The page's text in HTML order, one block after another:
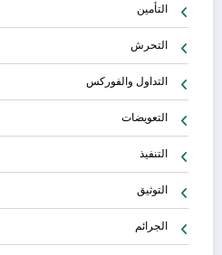
التأمين
التحرش
التداول والفوركس
التعويضات
التنفيذ
التوثيق
الجرائم